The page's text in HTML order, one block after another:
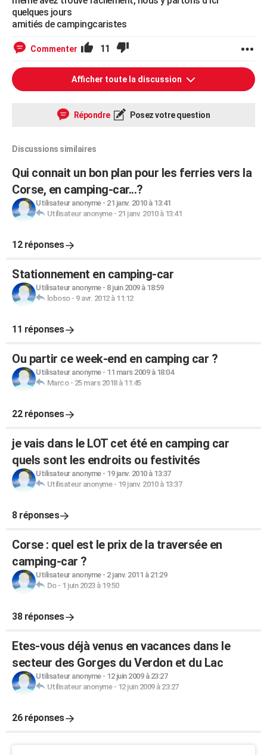
quelques jours
amitiés de campingcaristes
Commenter 11
Afficher toute la discussion
Répondre Posez votre question
Discussions similaires
Qui connait un bon plan pour les ferries vers la
Corse, en camping-car...?
Utilisateur anonyme- 21 janv. 2010 à 13:41
Utilisateur anonyme- 21 janv. 2010 à 13:41
12 réponses
Stationnement en camping-car
Utilisateur anonyme- 8 juin 2009 à 18:59
loboso- 9 avr. 2012 à 11:12
11 réponses
Ou partir ce week-end en camping car ?
Utilisateur anonyme- 11 mars 2009 à 18:04
Marco- 25 mars 2018 à 11:45
22 réponses
je vais dans le LOT cet été en camping car
quels sont les endroits ou festivités
Utilisateur anonyme- 19 janv. 2010 à 13:37
Utilisateur anonyme- 19 janv. 2010 à 13:37
8 réponses
Corse : quel est le prix de la traversée en
camping-car ?
Utilisateur anonyme- 2 janv. 2011 à 21:29
Do- 1 juin 2023 à 19:50
38 réponses
Etes-vous déjà venus en vacances dans le
secteur des Gorges du Verdon et du Lac
Utilisateur anonyme- 12 juin 2009 à 23:27
Utilisateur anonyme- 12 juin 2009 à 23:27
26 réponses